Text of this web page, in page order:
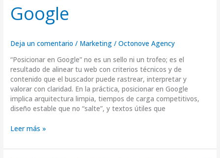
Google
Deja un comentario / Marketing /Octonove Agency
“Posicionar en Google” no es un sello ni un trofeo; es el
resultado de alinear tu web con criterios técnicos y de
contenido que el buscador puede rastrear, interpretar y
valorar con claridad. En la práctica, posicionar en Google
implica arquitectura limpia, tiempos de carga competitivos,
diseño estable que no “salte”, y textos útiles que
Leer más »